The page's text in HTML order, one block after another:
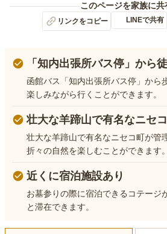
このページを家族に共
リンクをコピー LINEで共有
「知内出張所バス停」から
函館バス「知内出張所バス停」から
楽しみながら行くことができます。
壮大な羊蹄山で有名なニセコ
壮大な羊蹄山で有名なニセコ町が管
折々の自然を楽しむことができます。
近くに宿泊施設あり
お墓参りの際に宿泊できるコテージ
と滞在できます。